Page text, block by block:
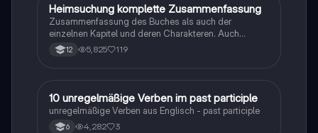
Deutsch
Heimsuchung komplette Zusammenfassung
Zusammenfassung des Buches als auch der
einzelnen Kapitel und deren Charakteren. Auch
tabellarisch. Im Unterricht ohne KI erstellt
12 5,825 119
1 Englisch
10 unregelmäßige Verben im past participle
unregelmäßige Verben aus Englisch - past participle
6 4,282 3